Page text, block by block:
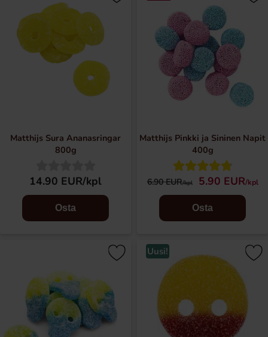
Matthijs Sura Ananasringar
800g
14.90 EUR/kpl
Osta
Matthijs Pinkki ja Sininen Napit
400g
6.90 EUR/kpl 5.90 EUR/kpl
Osta
Uusi!